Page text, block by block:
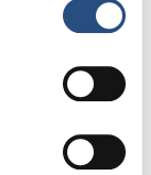
Uczestników